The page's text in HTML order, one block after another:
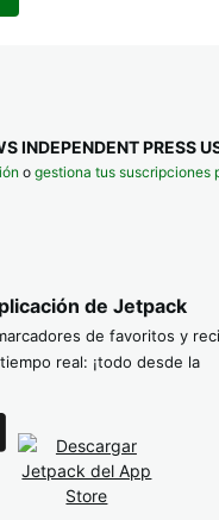
INDEPENDENT PRESS
o gestiona tus suscripciones
de Jetpack
de favoritos y
real: ¡todo desde la